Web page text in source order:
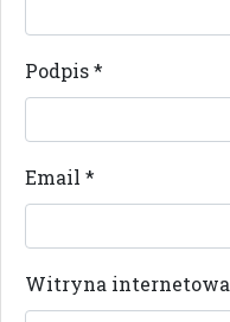
Podpis*
Email *
Witryna internetowa